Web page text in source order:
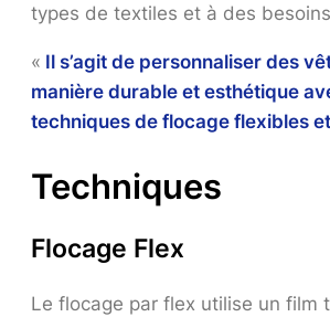
types de textiles et à des
« Il s’agit de personnaliser des
manière durable et esthétique
techniques de flocage flexibles
Techniques
Flocage Flex
Le flocage par flex utilise un film